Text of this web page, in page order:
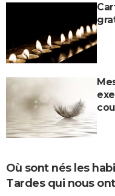
Où sont nés les
Tardes qui nous